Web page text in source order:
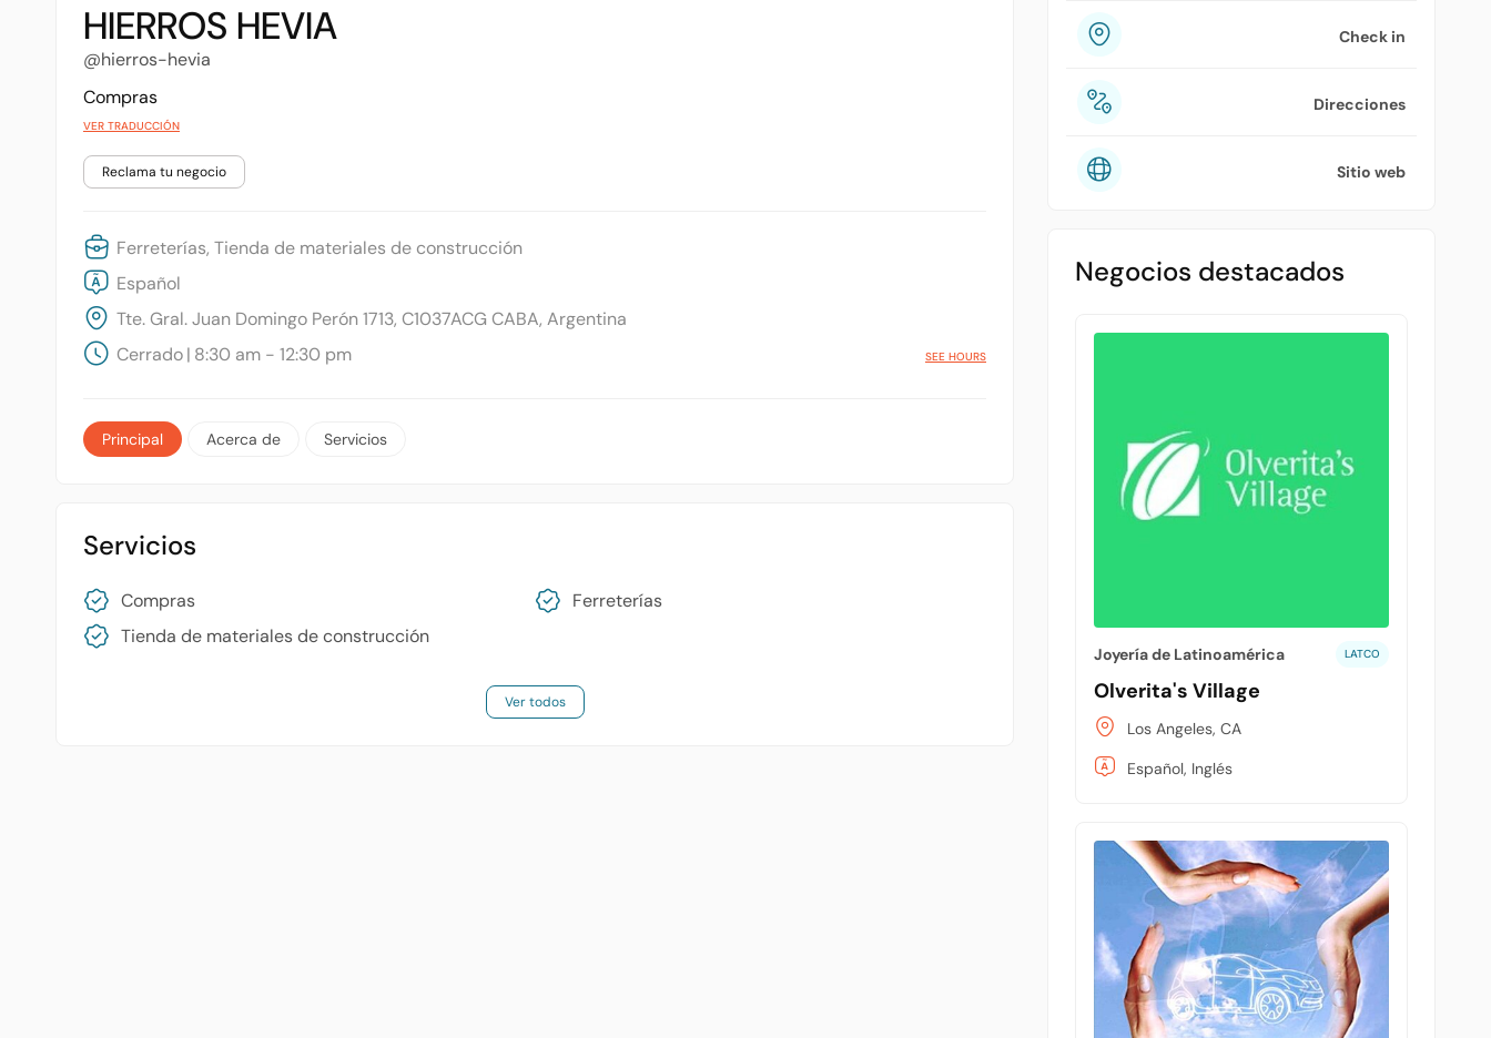
HIERROS HEVIA
@hierros-hevia
Compras
VER TRADUCCIÓN
Reclama tu negocio
Ferreterías, Tienda de materiales de construcción
Español
Tte. Gral. Juan Domingo Perón 1713, C1037ACG CABA, Argentina
Cerrado| 8:30 am - 12:30 pm SEE HOURS
Principal Acerca de Servicios
Servicios
Compras
Ferreterías
Tienda de materiales de construcción
Ver todos
Check in
Direcciones
Sitio web
Negocios destacados
Joyería de Latinoamérica LATCO
Olverita's Village
Los Angeles, CA
Español, Inglés